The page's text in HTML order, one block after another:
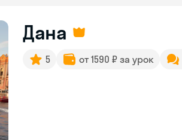
Дана
5 от 1590 ₽ за урок